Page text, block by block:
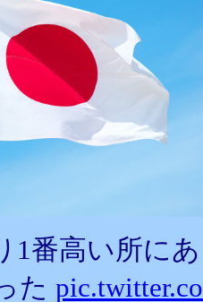
1番高い所に
た